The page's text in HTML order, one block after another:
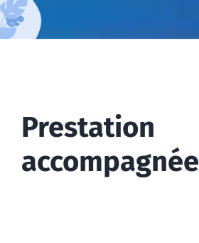
Prestation
accompagnée